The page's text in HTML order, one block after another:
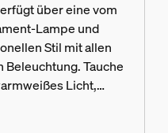
über eine vom
Lampe und
Stil mit allen
Tauche
Licht,
gedimmt